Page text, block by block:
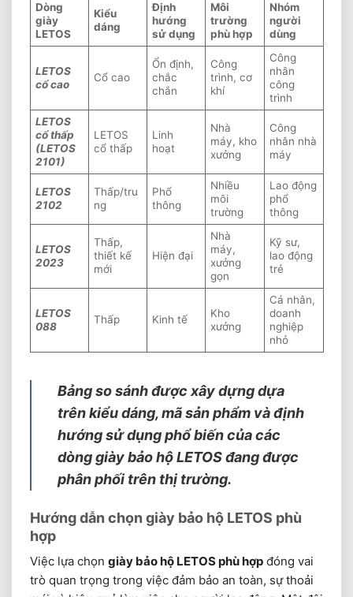
Dòng
giày
LETOS
Kiểu
dáng
Định
hướng
sử dụng
Môi
trường
phù hợp
Nhóm
người
dùng
LETOS
cổ cao
Cổ cao
Ổn định,
chắc
chắn
Công
trình, cơ
khí
Công
nhân
công
trình
LETOS
cổ thấp
(LETOS
2101)
LETOS
cổ thấp
Linh
hoạt
Nhà
máy, kho
xưởng
Công
nhân nhà
máy
LETOS
2102
Thấp/tru
ng
Phổ
thông
Nhiều
môi
trường
Lao động
phổ
thông
LETOS
2023
Thấp,
thiết kế
mới
Hiện đại
Nhà
máy,
xưởng
gọn
Kỹ sư,
lao động
trẻ
LETOS
088
Thấp Kinh tế
Kho
xưởng
Cá nhân,
doanh
nghiệp
nhỏ
Bảng so sánh được xây dựng dựa
trên kiểu dáng, mã sản phẩm và định
hướng sử dụng phổ biến của các
dòng giày bảo hộ LETOS đang được
phân phối trên thị trường.
Hướng dẫn chọn giày bảo hộ LETOS phù
hợp
Việc lựa chọn giày bảo hộ LETOS phù hợpđóng vai
trò quan trọng trong việc đảm bảo an toàn, sự thoải